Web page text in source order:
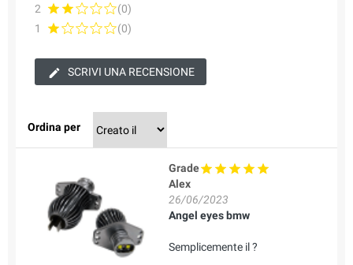
2
(0)
1
(0)
SCRIVI UNA RECENSIONE
Ordina per
Grade
Alex
26/06/2023
Angel eyes bmw
Semplicemente il ?